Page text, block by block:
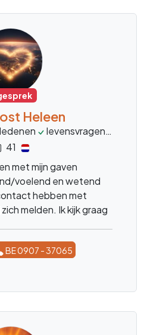
Heleen
levensvragen
41
met mijn gaven
voelend en wetend
hebben met
melden. Ik kijk graag
Liefs, Heleen.
BE 0907 - 37065